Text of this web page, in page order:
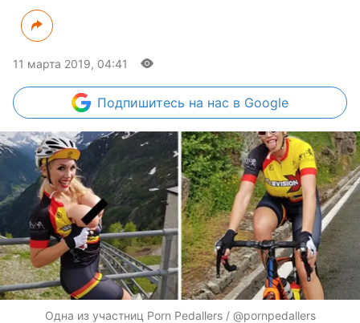
11 марта 2019, 04:41
Подпишитесь на нас в Google
Одна из участниц Porn Pedallers / @pornpedallers